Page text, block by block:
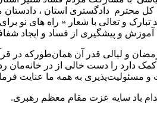
محترم دادگستری استان ،
تبارک و تعالی با شعار « راه
رمضان و لیالی قدر آن همان‌طورکه
دارد را دست خالی از در خانه‌مان
و مسئولیت‌پذیری به همه ما عنایت
باد سایه عزت مقام معظم رهبری.